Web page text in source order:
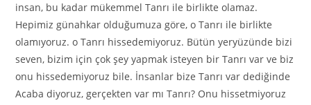
insan, bu kadar mükemmel Tanrı ile birlikte olamaz.
Hepimiz günahkar olduğumuza göre, o Tanrı ile birlikte
olamıyoruz. o Tanrı hissedemiyoruz. Bütün yeryüzünde bizi
seven, bizim için çok şey yapmak isteyen bir Tanrı var ve biz
onu hissedemiyoruz bile. İnsanlar bize Tanrı var dediğinde
Acaba diyoruz, gerçekten var mı Tanrı? Onu hissetmiyoruz